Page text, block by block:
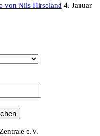
von Nils Hirseland 4. Januar
e.V.